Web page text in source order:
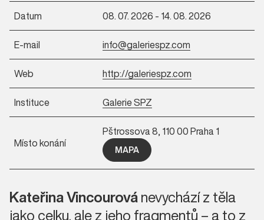
Datum 08. 07. 2026 - 14. 08. 2026
E-mail info@galeriespz.com
Web http://galeriespz.com
Instituce Galerie SPZ
Místo konání
Pštrossova 8, 110 00 Praha 1
MAPA
Kateřina Vincourovánevychází z těla
jako celku, ale z jeho fragmentů – a to z